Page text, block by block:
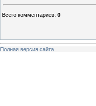
Всего комментариев: 0
Полная версия сайта